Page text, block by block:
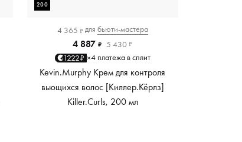
200
4 365 ₽ для бьюти-мастера
4 887 ₽ 5 430 ₽
1222₽ ×4 платежа в сплит
Kevin.Murphy Крем для контроля
вьющихся волос [Киллер.Кёрлз]
Killer.Curls, 200 мл